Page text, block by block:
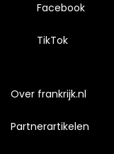
Facebook
TikTok
Over frankrijk.nl
Partnerartikelen